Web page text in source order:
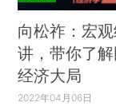
向松祚：宏
讲，带你了
经济大局
2022年04月06日